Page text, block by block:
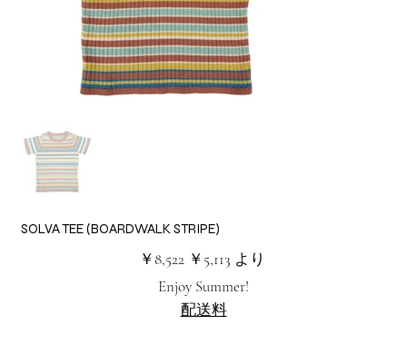
SOLVA TEE (BOARDWALK STRIPE)
元
の
￥8,522
セ
ー
価
格
￥5,113 より
Enjoy Summer!
配送料